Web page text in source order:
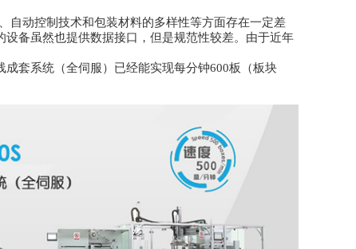
动控制技术和包装材料的多样性等方面存在一定差
备虽然也提供数据接口，但是规范性较差。由于近年
套系统（全伺服）已经能实现每分钟600板（板块